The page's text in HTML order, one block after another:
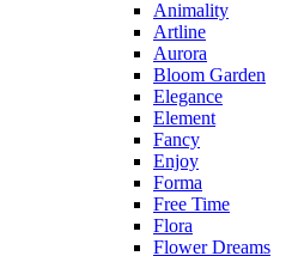
Animality
Artline
Aurora
Bloom Garden
Elegance
Element
Fancy
Enjoy
Forma
Free Time
Flora
Flower Dreams